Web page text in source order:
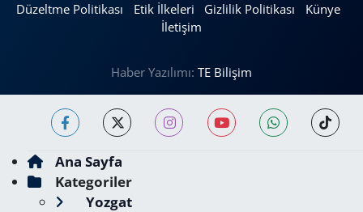
Düzeltme Politikası
Etik İlkeleri Gizlilik Politikası
Künye
İletişim
Haber Yazılımı: TE Bilişim
Ana Sayfa
Kategoriler
Yozgat